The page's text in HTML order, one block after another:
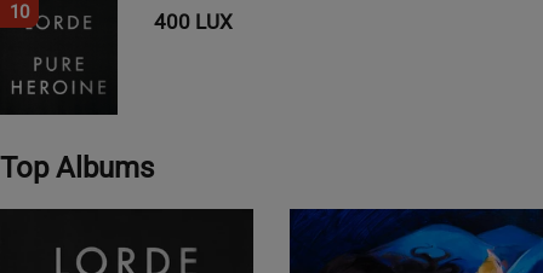
10 400 LUX
Top Albums